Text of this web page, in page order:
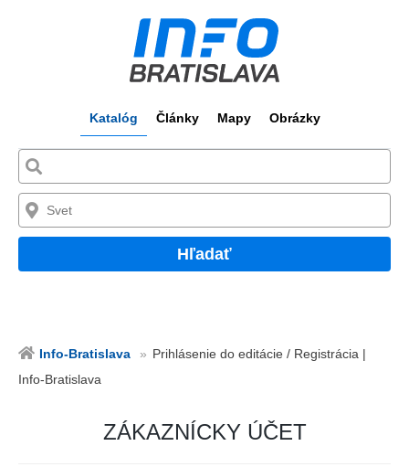
Katalóg Články Mapy Obrázky
Hľadať
Info-Bratislava
Prihlásenie do editácie / Registrácia |
Info-Bratislava
ZÁKAZNÍCKY ÚČET